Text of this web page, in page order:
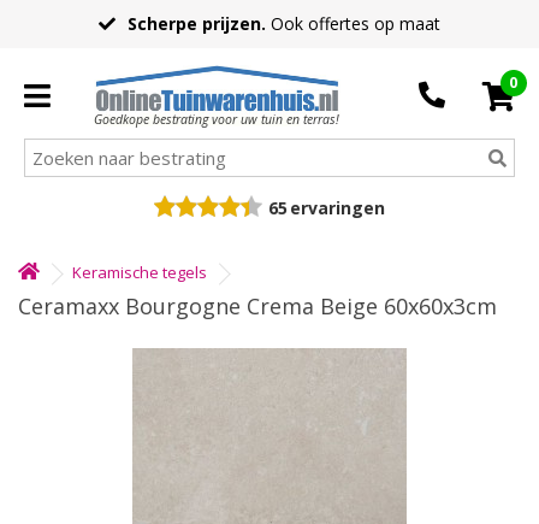
Scherpe prijzen. Ook offertes op maat
Goedkope bestrating voor uw tuin en terras!
0
65 ervaringen
Keramische tegels
Ceramaxx Bourgogne Crema Beige 60x60x3cm